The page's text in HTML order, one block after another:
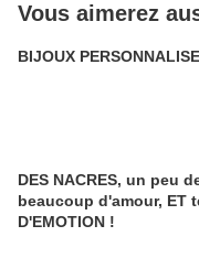
Vous aimerez
BIJOUX
DES NACRES, un peu
beaucoup d'amour, ET
D'EMOTION !